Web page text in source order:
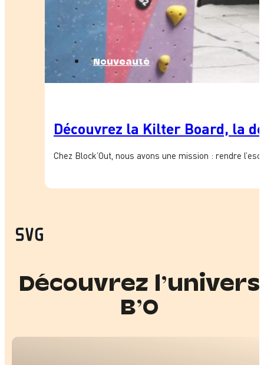
Nouveauté
Découvrez la Kilter Board, la
Chez Block’Out, nous avons une mission : rendre
Découvrez l’univers
B’O